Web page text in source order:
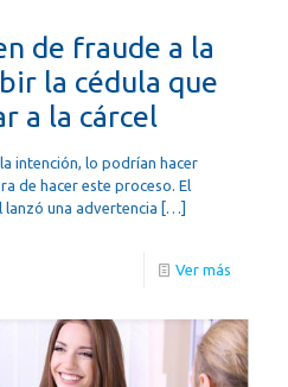
de fraude a la
la cédula que
a la cárcel
intención, lo podrían hacer
de hacer este proceso. El
lanzó una advertencia […]
Ver más